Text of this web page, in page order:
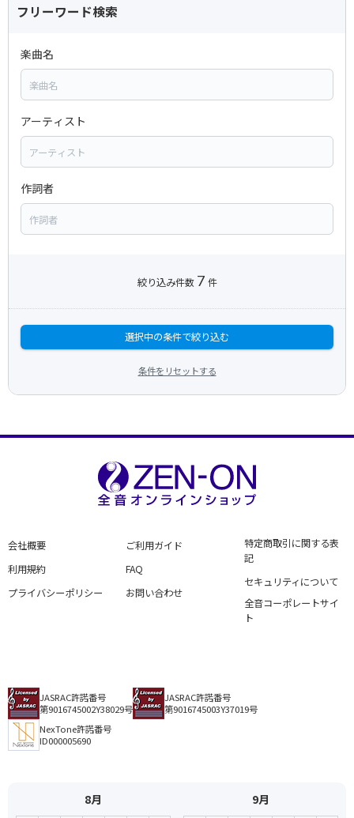
フリーワード検索
楽曲名
アーティスト
作詞者
絞り込み件数 7 件
選択中の条件で絞り込む
条件をリセットする
会社概要
利用規約
プライバシーポリシー
ご利用ガイド
FAQ
お問い合わせ
特定商取引に関する表
記
セキュリティについて
全音コーポレートサイ
ト
JASRAC許諾番号
第9016745002Y38029号
JASRAC許諾番号
第9016745003Y37019号
NexTone許諾番号
ID000005690
8月 9月